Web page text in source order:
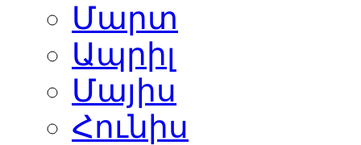
Մարտ
Ապրիլ
Մայիս
Հունիս